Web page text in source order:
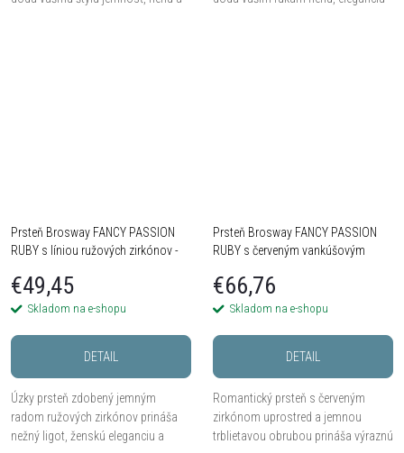
Prsteň Brosway FANCY PASSION
RUBY s líniou ružových zirkónov -
€49,45
Skladom na e-shopu
DETAIL
Úzky prsteň zdobený jemným
radom ružových zirkónov prináša
nežný ligot, ženskú eleganciu a
Prsteň Brosway FANCY PASSION
RUBY s červeným vankúšovým
€66,76
Skladom na e-shopu
DETAIL
Romantický prsteň s červeným
zirkónom uprostred a jemnou
trblietavou obrubou prináša výraznú